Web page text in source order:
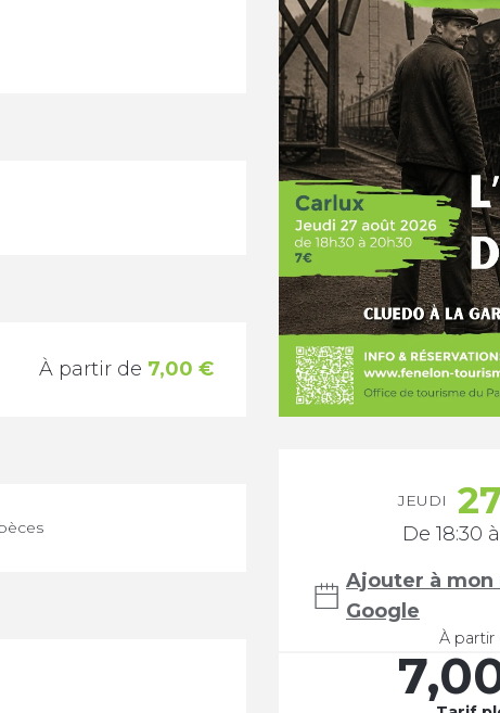
JEUDI 27
De 18:30
Ajouter à mon
Google
À partir
À partir de 7,00 €